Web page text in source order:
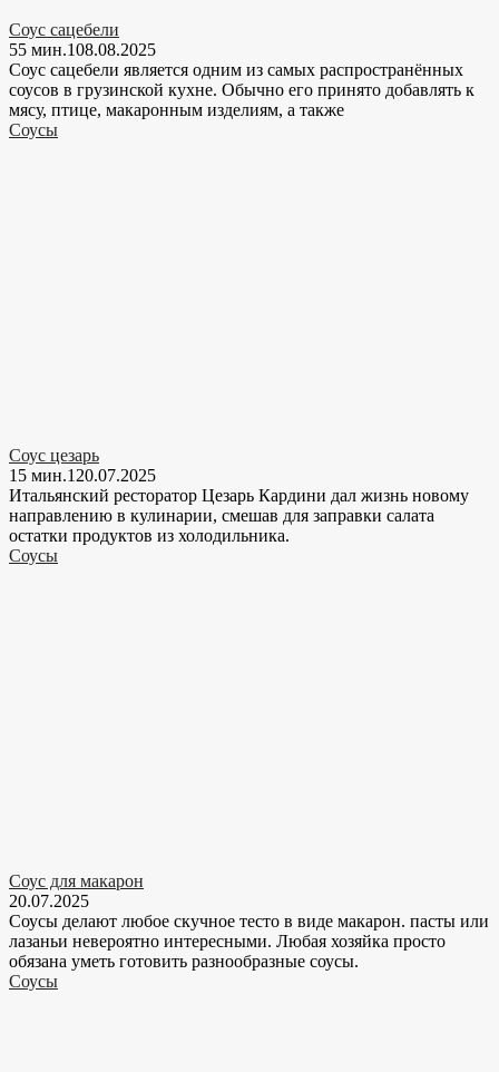
Соус сацебели
55 мин.108.08.2025
Соус сацебели является одним из самых распространённых
соусов в грузинской кухне. Обычно его принято добавлять к
мясу, птице, макаронным изделиям, а также
Соусы
Соус цезарь
15 мин.1 20.07.2025
Итальянский ресторатор Цезарь Кардини дал жизнь новому
направлению в кулинарии, смешав для заправки салата
остатки продуктов из холодильника.
Соусы
Соус для макарон
20.07.2025
Соусы делают любое скучное тесто в виде макарон. пасты или
лазаньи невероятно интересными. Любая хозяйка просто
обязана уметь готовить разнообразные соусы.
Соусы